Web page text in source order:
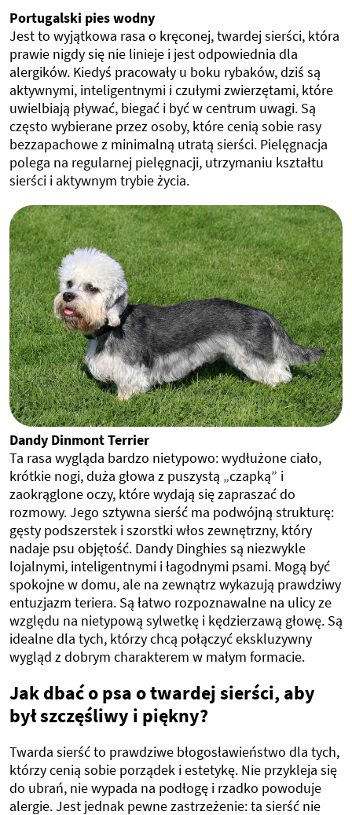
Portugalski pies wodny
Jest to wyjątkowa rasa o kręconej, twardej sierści, która
prawie nigdy się nie linieje i jest odpowiednia dla
alergików. Kiedyś pracowały u boku rybaków, dziś są
aktywnymi, inteligentnymi i czułymi zwierzętami, które
uwielbiają pływać, biegać i być w centrum uwagi. Są
często wybierane przez osoby, które cenią sobie rasy
bezzapachowe z minimalną utratą sierści. Pielęgnacja
polega na regularnej pielęgnacji, utrzymaniu kształtu
sierści i aktywnym trybie życia.
Dandy Dinmont Terrier
Ta rasa wygląda bardzo nietypowo: wydłużone ciało,
krótkie nogi, duża głowa z puszystą „czapką” i
zaokrąglone oczy, które wydają się zapraszać do
rozmowy. Jego sztywna sierść ma podwójną strukturę:
gęsty podszerstek i szorstki włos zewnętrzny, który
nadaje psu objętość. Dandy Dinghies są niezwykle
lojalnymi, inteligentnymi i łagodnymi psami. Mogą być
spokojne w domu, ale na zewnątrz wykazują prawdziwy
entuzjazm teriera. Są łatwo rozpoznawalne na ulicy ze
względu na nietypową sylwetkę i kędzierzawą głowę. Są
idealne dla tych, którzy chcą połączyć ekskluzywny
wygląd z dobrym charakterem w małym formacie.
Jak dbać o psa o twardej sierści, aby
był szczęśliwy i piękny?
Twarda sierść to prawdziwe błogosławieństwo dla tych,
którzy cenią sobie porządek i estetykę. Nie przykleja się
do ubrań, nie wypada na podłogę i rzadko powoduje
alergie. Jest jednak pewne zastrzeżenie: ta sierść nie